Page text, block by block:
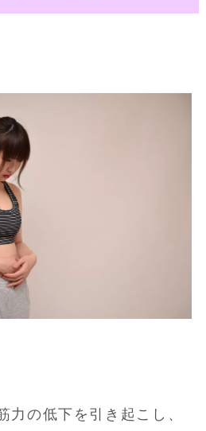
力の低下を引き起こし、